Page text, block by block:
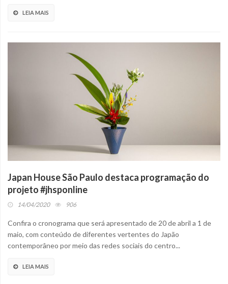
LEIA MAIS
Japan House São Paulo destaca programação do
projeto #jhsponline
14/04/2020 906
Confira o cronograma que será apresentado de 20 de abril a 1 de
maio, com conteúdo de diferentes vertentes do Japão
contemporâneo por meio das redes sociais do centro...
LEIA MAIS